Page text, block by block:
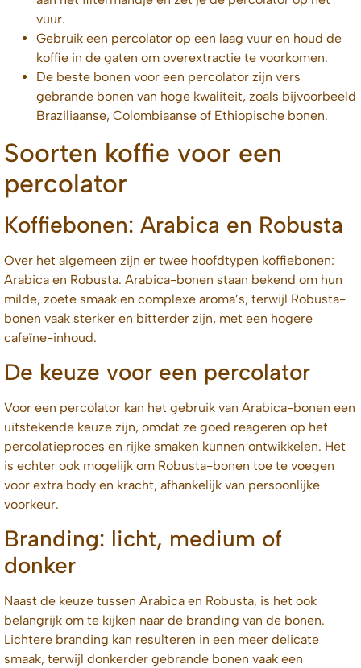
vuur.
Gebruik een percolator op een laag vuur en houd de
koffie in de gaten om overextractie te voorkomen.
De beste bonen voor een percolator zijn vers
gebrande bonen van hoge kwaliteit, zoals bijvoorbeeld
Braziliaanse, Colombiaanse of Ethiopische bonen.
Soorten koffie voor een
percolator
Koffiebonen: Arabica en Robusta
Over het algemeen zijn er twee hoofdtypen koffiebonen:
Arabica en Robusta. Arabica-bonen staan bekend om hun
milde, zoete smaak en complexe aroma’s, terwijl Robusta-
bonen vaak sterker en bitterder zijn, met een hogere
cafeïne-inhoud.
De keuze voor een percolator
Voor een percolator kan het gebruik van Arabica-bonen een
uitstekende keuze zijn, omdat ze goed reageren op het
percolatieproces en rijke smaken kunnen ontwikkelen. Het
is echter ook mogelijk om Robusta-bonen toe te voegen
voor extra body en kracht, afhankelijk van persoonlijke
voorkeur.
Branding: licht, medium of
donker
Naast de keuze tussen Arabica en Robusta, is het ook
belangrijk om te kijken naar de branding van de bonen.
Lichtere branding kan resulteren in een meer delicate
smaak, terwijl donkerder gebrande bonen vaak een